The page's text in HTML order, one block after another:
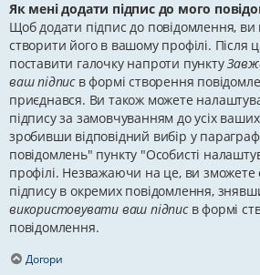
Як мені додати підпис до мого
Щоб додати підпис до повідомлення, ви
створити його в вашому профілі. Після
поставити галочку напроти пункту
ваш підписв формі створення
приєднався. Ви також можете
підпису за замовчуванням до усіх
зробивши відповідний вибір у
повідомлень" пункту "Особисті
профілі. Незважаючи на це, ви зможете
підпису в окремих повідомлення,
використовувати ваш підписв формі
повідомлення.
Догори